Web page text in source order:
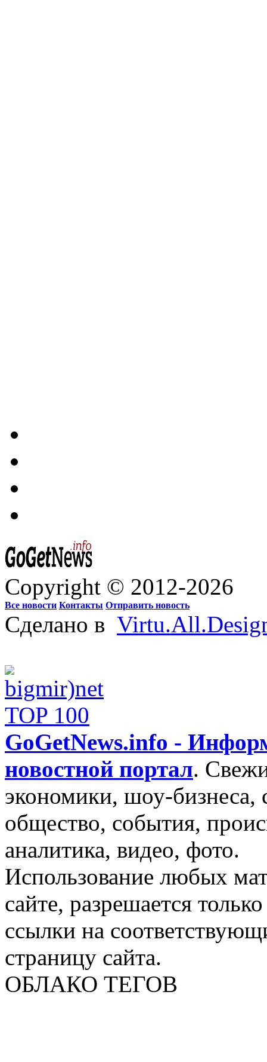
Copyright © 2012-2026
Все новости Контакты Отправить новость
Сделано в
GoGetNews.info -
новостной портал.
экономики, шоу-бизнеса,
общество, события,
аналитика, видео, фото.
Использование любых
сайте, разрешается
ссылки на
страницу сайта.
ОБЛАКО ТЕГОВ